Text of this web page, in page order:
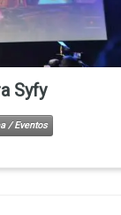
Syfy
/ Eventos